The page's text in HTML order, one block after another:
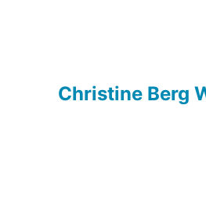
Christine Berg